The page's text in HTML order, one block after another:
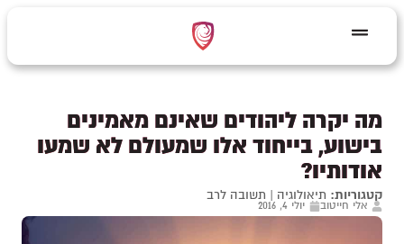
מה יקרה ליהודים שאינם מאמינים
בישוע, בייחוד אלו שמעולם לא שמעו
אודותיו?
קטגוריות: תיאולוגיה | תשובה לרב
אלי חייטוב יולי 4, 2016